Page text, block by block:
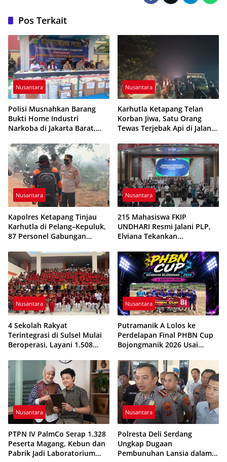
Pos Terkait
Nusantara
Polisi Musnahkan Barang
Bukti Home Industri
Narkoba di Jakarta Barat,
Beredar
Nusantara
Karhutla Ketapang Telan
Korban Jiwa, Satu Orang
Tewas Terjebak Api di Jalan
Nusantara
Kapolres Ketapang Tinjau
Karhutla di Pelang–Kepuluk,
87 Personel Gabungan
Nusantara
215 Mahasiswa FKIP
UNDHARI Resmi Jalani PLP,
Elviana Tekankan
dan Profesionalisme Calon
Guru
Nusantara
4 Sekolah Rakyat
Terintegrasi di Sulsel Mulai
Beroperasi, Layani 1.508
2026/2027
Nusantara
Putramanik A Lolos ke
Perdelapan Final PHBN Cup
Bojongmanik 2026 Usai
Nusantara
PTPN IV PalmCo Serap 1.328
Peserta Magang, Kebun dan
Pabrik Jadi Laboratorium
Nusantara
Polresta Deli Serdang
Ungkap Dugaan
Pembunuhan Lansia dalam